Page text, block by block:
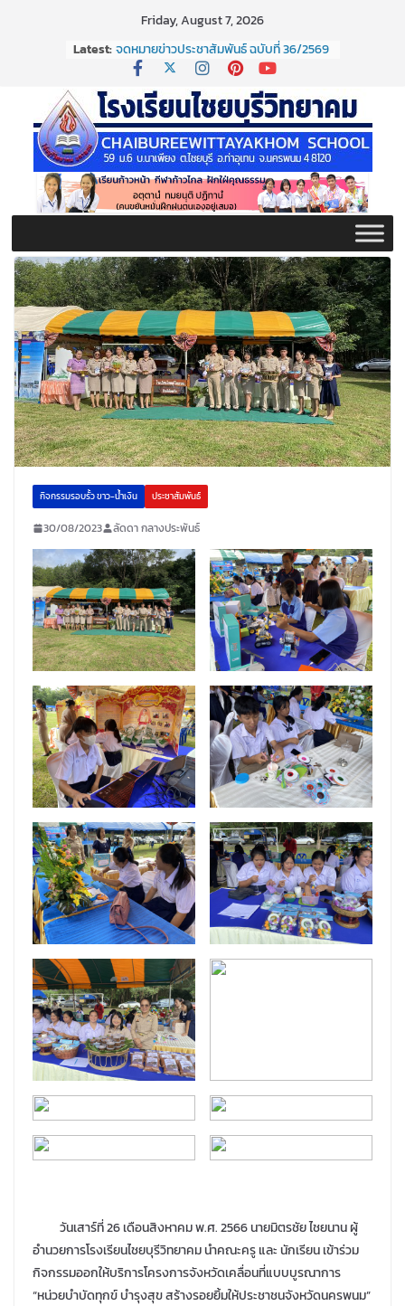
Friday, August 7, 2026
Latest: จดหมายข่าวประชาสัมพันธ์ ฉบับที่ 36/2569
ประจำเดือนมิถุนายน 2569
กิจกรรมวันสุนทรภู่ ประจำปี ๒๕๖๙
จดหมายข่าวประชาสัมพันธ์ ฉบับที่ 38/2569
ประจำเดือนมิถุนายน 2569
จดหมายข่าวประชาสัมพันธ์ ฉบับที่ 37/2569
ประจำเดือนมิถุนายน 2569
กิจกรรมรอบรั้ว ขาว-น้ำเงิน ประชาสัมพันธ์
30/08/2023 ลัดดา กลางประพันธ์
วันเสาร์ที่ 26 เดือนสิงหาคม พ.ศ. 2566 นายมิตรชัย ไชยนาน ผู้
อำนวยการโรงเรียนไชยบุรีวิทยาคม นำคณะครู และ นักเรียน เข้าร่วม
กิจกรรมออกให้บริการโครงการจังหวัดเคลื่อนที่แบบบูรณาการ
“หน่วยบำบัดทุกข์ บำรุงสุข สร้างรอยยิ้มให้ประชาชนจังหวัดนครพนม”